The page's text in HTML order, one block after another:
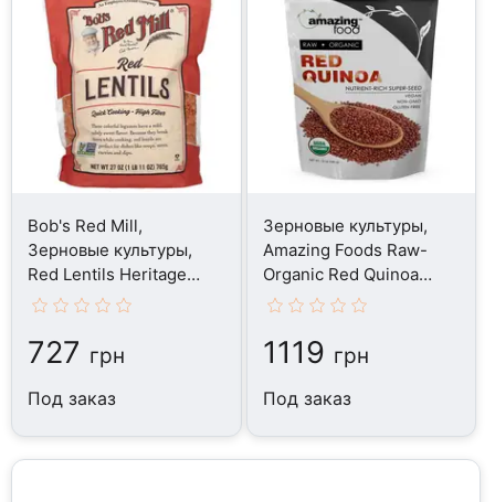
Bob's Red Mill,
Зерновые культуры,
Red Lentils Heritage
Beans, 765 г
727 грн
Под заказ
Зерновые культуры,
Amazing Foods Raw-
Organic Red Quinoa
Grain, 340 г
1119 грн
Под заказ